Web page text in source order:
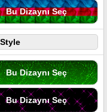
Bu Dizaynı Seç
Bu Dizaynı Seç
Bu Dizaynı Seç